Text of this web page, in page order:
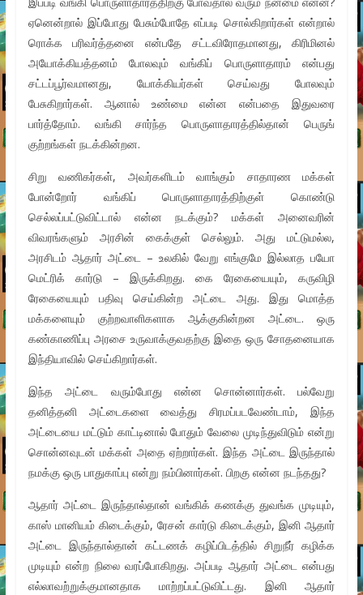
ஏனென்றால் இப்போது பேசும்போதே எப்படி சொல்கிறார்கள் என்றால்
ரொக்க பரிவர்த்தனை என்பதே சட்டவிரோதமானது, கிரிமினல்
அயோக்கியத்தனம் போலவும் வங்கிப் பொருளாதாரம் என்பது
சட்டப்பூர்வமானது, யோக்கியர்கள் செய்வது போலவும்
பேசுகிறார்கள். ஆனால் உண்மை என்ன என்பதை இதுவரை
பார்த்தோம். வங்கி சார்ந்த பொருளாதாரத்தில்தான் பெருங்
குற்றங்கள் நடக்கின்றன.
சிறு வணிகர்கள், அவர்களிடம் வாங்கும் சாதாரண மக்கள்
போன்றோர் வங்கிப் பொருளாதாரத்திற்குள் கொண்டு
செல்லப்பட்டுவிட்டால் என்ன நடக்கும்? மக்கள் அனைவரின்
விவரங்களும் அரசின் கைக்குள் செல்லும். அது மட்டுமல்ல,
அரசிடம் ஆதார் அட்டை – உலகில் வேறு எங்குமே இல்லாத பயோ
மெட்ரிக் கார்டு – இருக்கிறது. கை ரேகையையும், கருவிழி
ரேகையையும் பதிவு செய்கின்ற அட்டை அது. இது மொத்த
மக்களையும் குற்றவாளிகளாக ஆக்குகின்றன அட்டை. ஒரு
கண்காணிப்பு அரசை உருவாக்குவதற்கு இதை ஒரு சோதனையாக
இந்தியாவில் செய்கிறார்கள்.
இந்த அட்டை வரும்போது என்ன சொன்னார்கள். பல்வேறு
தனித்தனி அட்டைகளை வைத்து சிரமப்படவேண்டாம், இந்த
அட்டையை மட்டும் காட்டினால் போதும் வேலை முடிந்துவிடும் என்று
சொன்னவுடன் மக்கள் அதை ஏற்றார்கள். இந்த அட்டை இருந்தால்
நமக்கு ஒரு பாதுகாப்பு என்று நம்பினார்கள். பிறகு என்ன நடந்தது?
ஆதார் அட்டை இருந்தால்தான் வங்கிக் கணக்கு துவங்க முடியும்,
காஸ் மானியம் கிடைக்கும், ரேசன் கார்டு கிடைக்கும், இனி ஆதார்
அட்டை இருந்தால்தான் கட்டணக் கழிப்பிடத்தில் சிறுநீர் கழிக்க
முடியும் என்ற நிலை வரப்போகிறது. அப்படி ஆதார் அட்டை என்பது
எல்லாவற்றுக்குமானதாக மாற்றப்பட்டுவிட்டது. இனி ஆதார்